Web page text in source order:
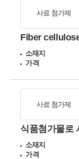
사료 첨가제
Fiber
소재지
가격
사료 첨가제
소재지
가격